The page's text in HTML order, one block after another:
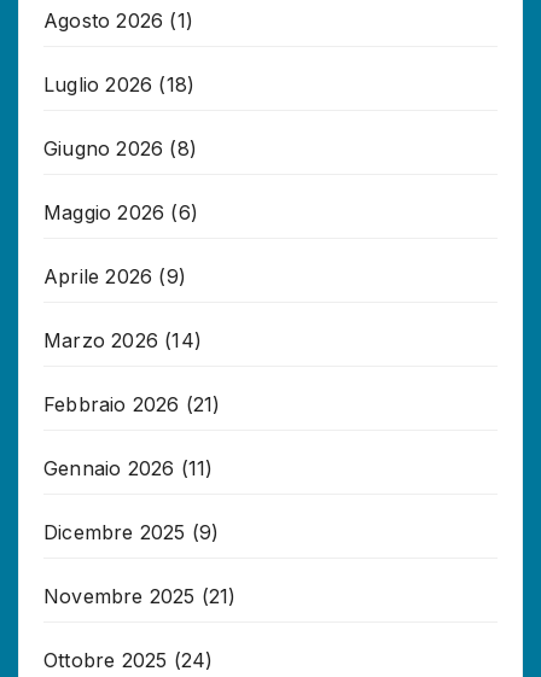
Agosto 2026 (1)
Luglio 2026 (18)
Giugno 2026 (8)
Maggio 2026 (6)
Aprile 2026 (9)
Marzo 2026 (14)
Febbraio 2026 (21)
Gennaio 2026 (11)
Dicembre 2025 (9)
Novembre 2025 (21)
Ottobre 2025 (24)